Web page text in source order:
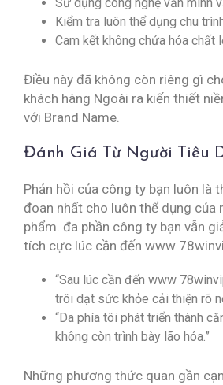
Sử dụng công nghệ văn minh
Kiểm tra luôn thể dụng chu
Cam kết không chứa hóa chất
Điều này đã không còn riêng gì
khách hàng Ngoài ra kiến thiết
với Brand Name.
Đánh Giá Từ Người Tiêu
Phản hồi của công ty bạn luôn là
đoan nhất cho luôn thể dụng của
phẩm. đa phần công ty bạn vẫn
tích cực lúc cần đến www
“Sau lúc cần đến www
trôi dạt sức khỏe cải thiện rõ
“Da phía tôi phát triển thành
không còn trình bày lão hóa.”
Những phương thức quan gần